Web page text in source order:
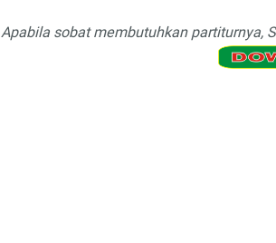
Apabila sobat membutuhkan partiturnya,